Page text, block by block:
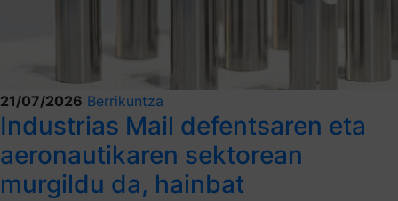
21/07/2026 Berrikuntza
Industrias Mail defentsaren eta
aeronautikaren sektorean
murgildu da, hainbat